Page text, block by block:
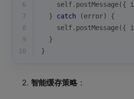
6
self.postMessage({
7
  }
catch (error) {
8
self.postMessage({
9
  }
10
}
智能缓存策略 ：